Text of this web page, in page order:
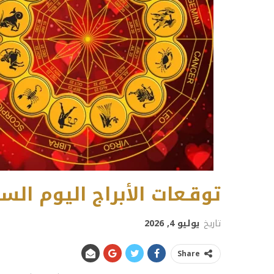
توقـعات الأبراج اليوم السبت 4
تاريخ يوليو 4, 2026
Share